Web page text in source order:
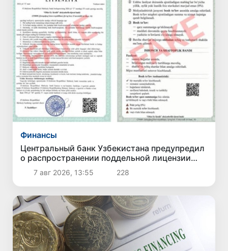
Финансы
Центральный банк Узбекистана предупредил
о распространении поддельной лицензии
несуществующего банка
7 авг 2026, 13:55 228